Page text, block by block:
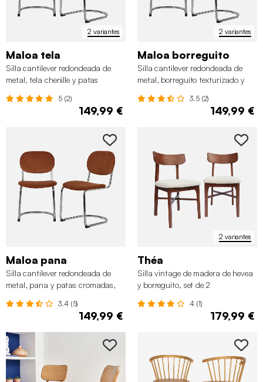
2 variantes
Maloa tela
Silla cantilever redondeada de
metal, tela chenille y patas
5 (2)
149,99 €
2 variantes
Maloa borreguito
Silla cantilever redondeada de
metal, borreguito texturizado y
3.5 (2)
149,99 €
Maloa pana
Silla cantilever redondeada de
metal, pana y patas cromadas,
3.4 (5)
149,99 €
2 variantes
Théa
Silla vintage de madera de hevea
y borreguito, set de 2
4 (1)
179,99 €